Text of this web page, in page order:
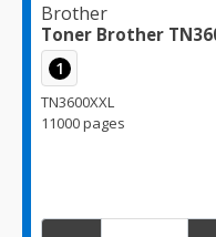
Brother
Toner Brother
1
TN3600XXL
11000 pages